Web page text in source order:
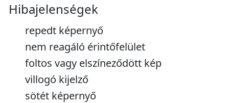
Hibajelenségek
repedt képernyő
nem reagáló érintőfelület
foltos vagy elszíneződött kép
villogó kijelző
sötét képernyő